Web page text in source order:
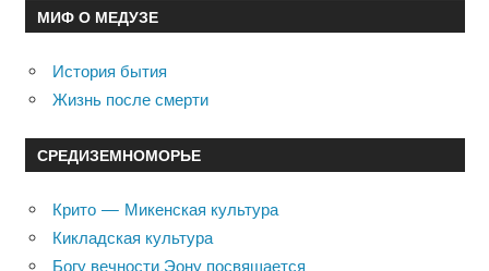
МИФ О МЕДУЗЕ
История бытия
Жизнь после смерти
СРЕДИЗЕМНОМОРЬЕ
Крито — Микенская культура
Кикладская культура
Богу вечности Эону посвящается